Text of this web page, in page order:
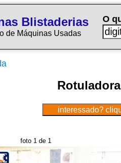
Blistaderias
de Máquinas Usadas
O
foto 1 de 1